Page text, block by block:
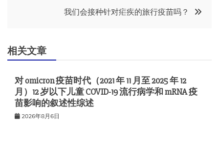
航
我们会接种针对疟疾的旅行疫苗吗？
相关文章
对 omicron 疫苗时代（2021 年 11 月至 2025 年 12
月）12 岁以下儿童 COVID-19 流行病学和 mRNA 疫
苗影响的叙述性综述
2026年8月6日